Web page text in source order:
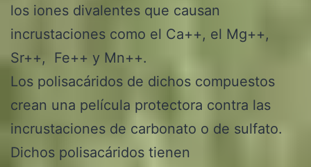
los iones divalentes que causan
incrustaciones como el Ca++, el Mg++,
Sr++, Fe++ y Mn++.
Los polisacáridos de dichos compuestos
crean una película protectora contra las
incrustaciones de carbonato o de sulfato.
Dichos polisacáridos tienen